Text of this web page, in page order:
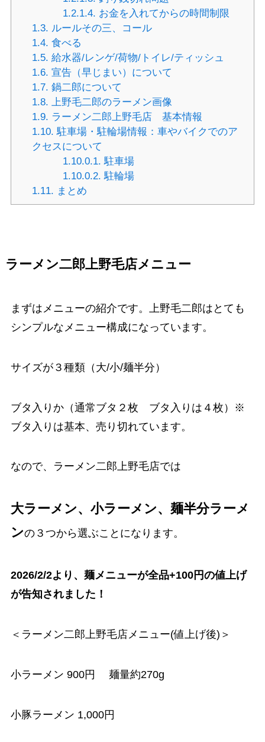
1.2.1.4. お金を入れてからの時間制限
1.3. ルールその三、コール
1.4. 食べる
1.5. 給水器/レンゲ/荷物/トイレ/ティッシュ
1.6. 宣告（早じまい）について
1.7. 鍋二郎について
1.8. 上野毛二郎のラーメン画像
1.9. ラーメン二郎上野毛店 基本情報
1.10. 駐車場・駐輪場情報：車やバイクでのア
クセスについて
1.10.0.1. 駐車場
1.10.0.2. 駐輪場
1.11. まとめ
ラーメン二郎上野毛店メニュー
まずはメニューの紹介です。上野毛二郎はとても
シンプルなメニュー構成になっています。
サイズが３種類（大/小/麺半分）
ブタ入りか（通常ブタ２枚 ブタ入りは４枚）※
ブタ入りは基本、売り切れています。
なので、ラーメン二郎上野毛店では
大ラーメン、小ラーメン、麺半分ラーメ
ンの３つから選ぶことになります。
2026/2/2より、麺メニューが全品+100円の値上げ
が告知されました！
＜ラーメン二郎上野毛店メニュー(値上げ後)＞
小ラーメン 900円 麺量約270g
小豚ラーメン 1,000円